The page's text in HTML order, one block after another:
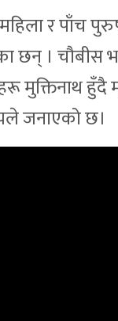
महिला र पाँच
। चौबीस
मुक्तिनाथ हुँदै
जनाएको छ।